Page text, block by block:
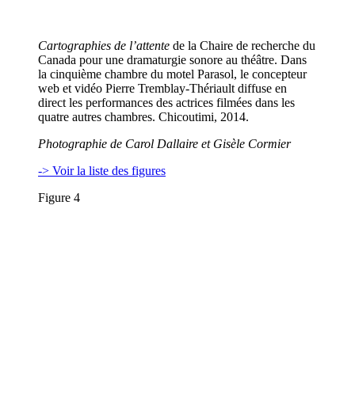
Cartographies de l’attente de la Chaire de recherche du
Canada pour une dramaturgie sonore au théâtre. Dans
la cinquième chambre du motel Parasol, le concepteur
web et vidéo Pierre Tremblay-Thériault diffuse en
direct les performances des actrices filmées dans les
quatre autres chambres. Chicoutimi, 2014.
Photographie de Carol Dallaire et Gisèle Cormier
-> Voir la liste des figures
Figure 4